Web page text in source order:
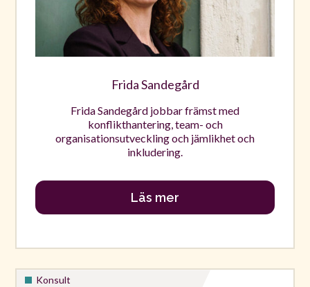
Frida Sandegård
Frida Sandegård jobbar främst med
konflikthantering, team- och
organisationsutveckling och jämlikhet och
inkludering.
Läs mer
Konsult